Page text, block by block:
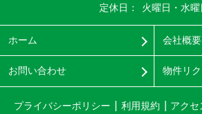
定休日：
火曜日・水曜
ホーム 会社概要
お問い合わせ 物件リ
プライバシーポリシー 利用規約 アク